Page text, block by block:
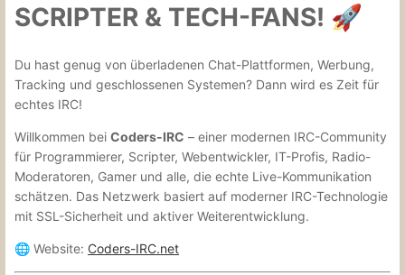
SCRIPTER & TECH-FANS! 🚀
Du hast genug von überladenen Chat-Plattformen, Werbung,
Tracking und geschlossenen Systemen? Dann wird es Zeit für
echtes IRC!
Willkommen bei Coders-IRC – einer modernen IRC-Community
für Programmierer, Scripter, Webentwickler, IT-Profis, Radio-
Moderatoren, Gamer und alle, die echte Live-Kommunikation
schätzen. Das Netzwerk basiert auf moderner IRC-Technologie
mit SSL-Sicherheit und aktiver Weiterentwicklung.
🌐 Website: Coders-IRC.net